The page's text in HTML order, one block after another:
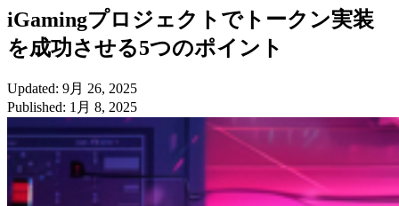
iGamingプロジェクトでトークン実装
を成功させる5つのポイント
Updated: 9月 26, 2025
Published: 1月 8, 2025